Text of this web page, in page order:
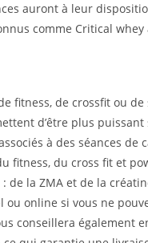
auront à leur
comme Critical
fitness, de crossfit ou
d’être plus
à des séances
fitness, du cross fit et
la ZMA et de la
online si vous ne
conseillera